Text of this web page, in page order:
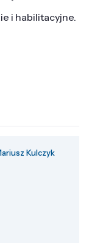
i habilitacyjne.
Kulczyk